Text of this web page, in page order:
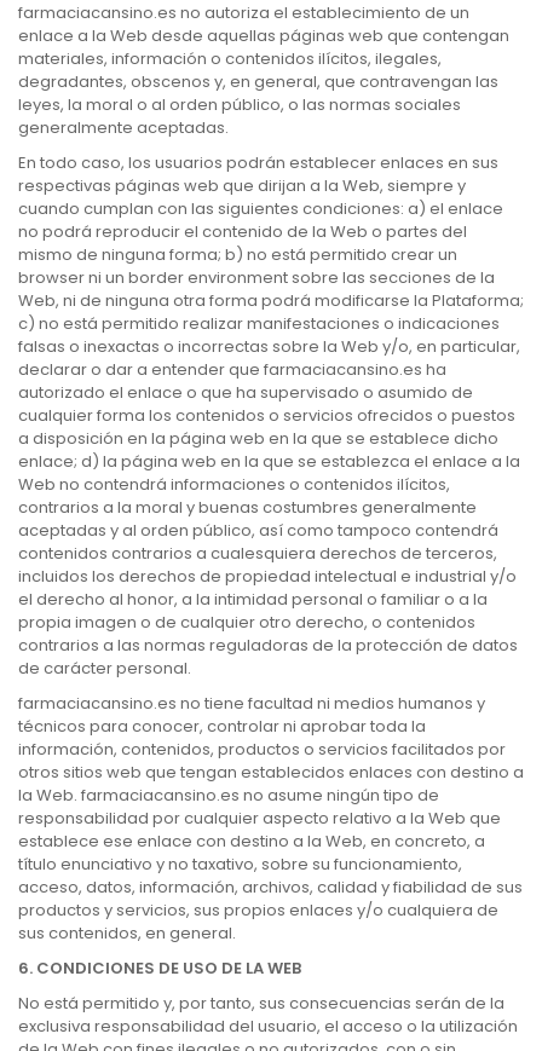
farmaciacansino.es no autoriza el establecimiento de un
enlace a la Web desde aquellas páginas web que contengan
materiales, información o contenidos ilícitos, ilegales,
degradantes, obscenos y, en general, que contravengan las
leyes, la moral o al orden público, o las normas sociales
generalmente aceptadas.
En todo caso, los usuarios podrán establecer enlaces en sus
respectivas páginas web que dirijan a la Web, siempre y
cuando cumplan con las siguientes condiciones: a) el enlace
no podrá reproducir el contenido de la Web o partes del
mismo de ninguna forma; b) no está permitido crear un
browser ni un border environment sobre las secciones de la
Web, ni de ninguna otra forma podrá modificarse la Plataforma;
c) no está permitido realizar manifestaciones o indicaciones
falsas o inexactas o incorrectas sobre la Web y/o, en particular,
declarar o dar a entender que farmaciacansino.es ha
autorizado el enlace o que ha supervisado o asumido de
cualquier forma los contenidos o servicios ofrecidos o puestos
a disposición en la página web en la que se establece dicho
enlace; d) la página web en la que se establezca el enlace a la
Web no contendrá informaciones o contenidos ilícitos,
contrarios a la moral y buenas costumbres generalmente
aceptadas y al orden público, así como tampoco contendrá
contenidos contrarios a cualesquiera derechos de terceros,
incluidos los derechos de propiedad intelectual e industrial y/o
el derecho al honor, a la intimidad personal o familiar o a la
propia imagen o de cualquier otro derecho, o contenidos
contrarios a las normas reguladoras de la protección de datos
de carácter personal.
farmaciacansino.es no tiene facultad ni medios humanos y
técnicos para conocer, controlar ni aprobar toda la
información, contenidos, productos o servicios facilitados por
otros sitios web que tengan establecidos enlaces con destino a
la Web. farmaciacansino.es no asume ningún tipo de
responsabilidad por cualquier aspecto relativo a la Web que
establece ese enlace con destino a la Web, en concreto, a
título enunciativo y no taxativo, sobre su funcionamiento,
acceso, datos, información, archivos, calidad y fiabilidad de sus
productos y servicios, sus propios enlaces y/o cualquiera de
sus contenidos, en general.
6. CONDICIONES DE USO DE LA WEB
No está permitido y, por tanto, sus consecuencias serán de la
exclusiva responsabilidad del usuario, el acceso o la utilización